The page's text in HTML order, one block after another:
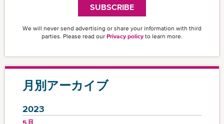
SUBSCRIBE
We will never send advertising or share your information with third
parties. Please read our Privacy policy to learn more.
月別アーカイブ
2023